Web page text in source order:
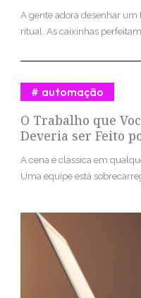
A gente adora desenhar um
ritual. As caixinhas
O Trabalho que
Deveria ser Feito
automação
A cena é clássica em
Uma equipe está